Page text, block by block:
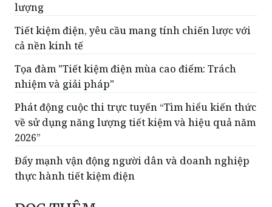
lượng
Tiết kiệm điện, yêu cầu mang tính chiến lược với
cả nền kinh tế
Tọa đàm "Tiết kiệm điện mùa cao điểm: Trách
nhiệm và giải pháp"
Phát động cuộc thi trực tuyến “Tìm hiểu kiến thức
về sử dụng năng lượng tiết kiệm và hiệu quả năm
2026”
Đẩy mạnh vận động người dân và doanh nghiệp
thực hành tiết kiệm điện